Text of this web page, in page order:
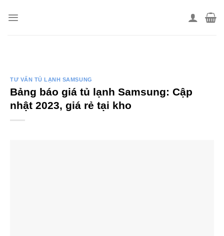
TƯ VẤN TỦ LẠNH SAMSUNG
Bảng báo giá tủ lạnh Samsung: Cập
nhật 2023, giá rẻ tại kho